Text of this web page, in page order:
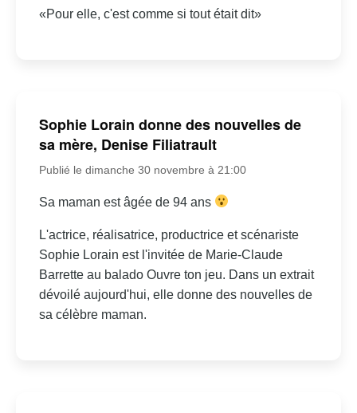
«Pour elle, c'est comme si tout était dit»
Sophie Lorain donne des nouvelles de
sa mère, Denise Filiatrault
Publié le dimanche 30 novembre à 21:00
Sa maman est âgée de 94 ans
L'actrice, réalisatrice, productrice et scénariste
Sophie Lorain est l'invitée de Marie-Claude
Barrette au balado Ouvre ton jeu. Dans un extrait
dévoilé aujourd'hui, elle donne des nouvelles de
sa célèbre maman.